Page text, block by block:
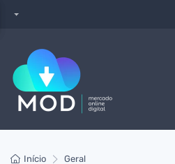
Início
Geral